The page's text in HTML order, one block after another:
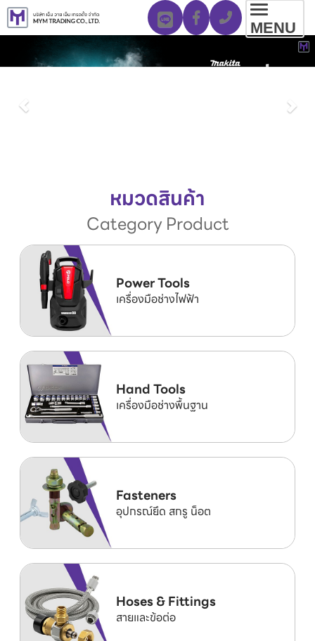
MENU
หมวดสินค้า
Category Product
Power Tools
เครื่องมือช่างไฟฟ้า
Hand Tools
เครื่องมือช่างพื้นฐาน
Fasteners
อุปกรณ์ยึด สกรู น็อต
Hoses & Fittings
สายและข้อต่อ